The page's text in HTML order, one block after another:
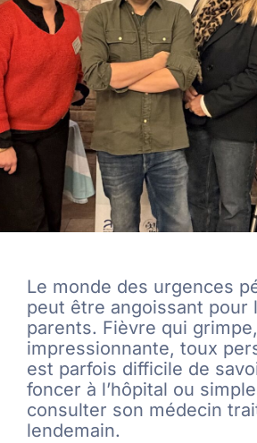
Le monde des urgences
peut être angoissant pour
parents. Fièvre qui
impressionnante, toux
est parfois difficile de
foncer à l’hôpital ou
consulter son médecin
lendemain.